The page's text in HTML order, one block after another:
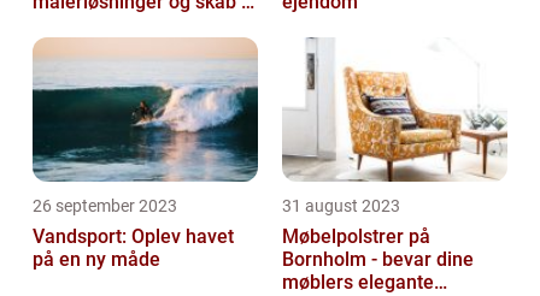
26 september 2023
Vandsport: Oplev havet
på en ny måde
31 august 2023
Møbelpolstrer på
Bornholm - bevar dine
møblers elegante